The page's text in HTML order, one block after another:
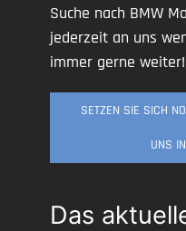
Suche nach BMW
jederzeit an uns
immer gerne weiter!
SETZEN SIE SICH
UNS
Das